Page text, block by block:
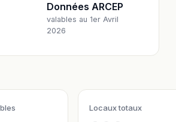
Données ARCEP
valables au 1er Avril
2026
Locaux totaux